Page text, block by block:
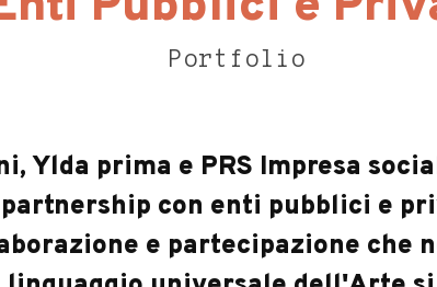
Portfolio
Ylda prima e PRS Impresa
con enti pubblici e
e partecipazione che